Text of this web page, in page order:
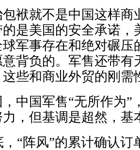
袱就不是中国这样商
是美国的安全承诺，
军事存在和绝对碾压
背负的。军售还带有
些和商业外贸的刚需
中国军售“无所作为”
，但基调是超然，基
，“阵风”的累计确认订